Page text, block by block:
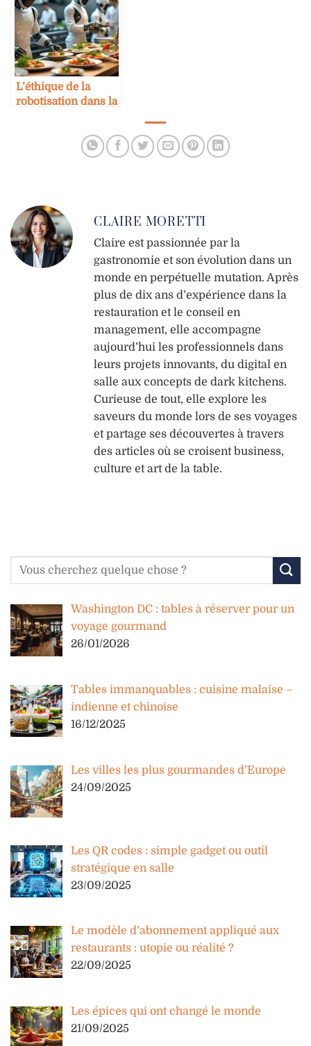
L’éthique de la
robotisation dans la
CLAIRE MORETTI
Claire est passionnée par la
gastronomie et son évolution dans un
monde en perpétuelle mutation. Après
plus de dix ans d’expérience dans la
restauration et le conseil en
management, elle accompagne
aujourd’hui les professionnels dans
leurs projets innovants, du digital en
salle aux concepts de dark kitchens.
Curieuse de tout, elle explore les
saveurs du monde lors de ses voyages
et partage ses découvertes à travers
des articles où se croisent business,
culture et art de la table.
Washington DC : tables à réserver pour un
voyage gourmand
26/01/2026
Tables immanquables : cuisine malaise –
indienne et chinoise
16/12/2025
Les villes les plus gourmandes d’Europe
24/09/2025
Les QR codes : simple gadget ou outil
stratégique en salle
23/09/2025
Le modèle d’abonnement appliqué aux
restaurants : utopie ou réalité ?
22/09/2025
Les épices qui ont changé le monde
21/09/2025